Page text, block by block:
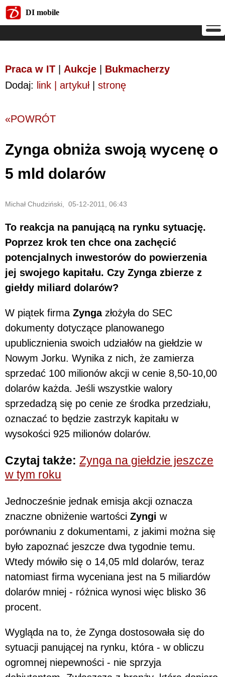
DI mobile
Praca w IT Aukcje
Bukmacherzy
Dodaj: link | artykuł| stronę
«POWRÓT
Zynga obniża swoją wycenę o
5 mld dolarów
Michał Chudziński, 05-12-2011, 06:43
To reakcja na panującą na rynku sytuację.
Poprzez krok ten chce ona zachęcić
potencjalnych inwestorów do powierzenia
jej swojego kapitału. Czy Zynga zbierze z
giełdy miliard dolarów?
W piątek firma Zyngazłożyła do SEC
dokumenty dotyczące planowanego
upublicznienia swoich udziałów na giełdzie w
Nowym Jorku. Wynika z nich, że zamierza
sprzedać 100 milionów akcji w cenie 8,50-10,00
dolarów każda. Jeśli wszystkie walory
sprzedadzą się po cenie ze środka przedziału,
oznaczać to będzie zastrzyk kapitału w
wysokości 925 milionów dolarów.
Czytaj także: Zynga na giełdzie jeszcze
w tym roku
Jednocześnie jednak emisja akcji oznacza
znaczne obniżenie wartości Zyngi w
porównaniu z dokumentami, z jakimi można się
było zapoznać jeszcze dwa tygodnie temu.
Wtedy mówiło się o 14,05 mld dolarów, teraz
natomiast firma wyceniana jest na 5 miliardów
dolarów mniej - różnica wynosi więc blisko 36
procent.
Wygląda na to, że Zynga dostosowała się do
sytuacji panującej na rynku, która - w obliczu
ogromnej niepewności - nie sprzyja
DI mobile